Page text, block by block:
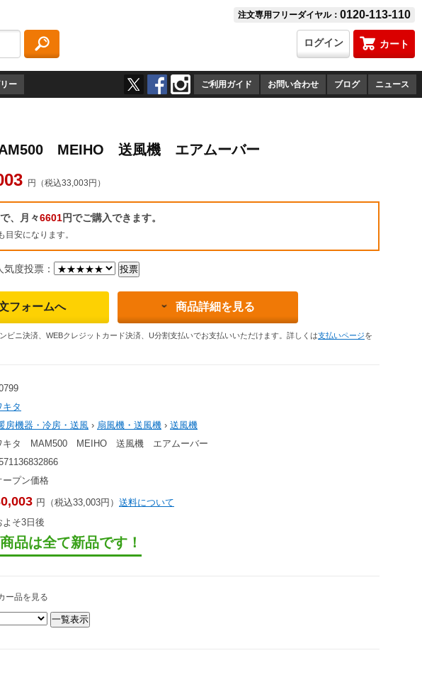
注文専用フリーダイヤル： 0120-113-110
カート
ログイン
ー ご利用ガイド お問い合わせ ブログ ニュース
MEIHO 送風機 エアムーバー
円（税込33,003円）
、月々6601円でご購入できます。
目安になります。
度投票：
フォームへ 商品詳細を見る
ビニ決済、WEBクレジットカード決済、U分割支払いでお支払いいただけます。詳しくは支払いページを
キタ
房機器・冷房・送風 › 扇風機・送風機 › 送風機
キタ MAM500 MEIHO 送風機 エアムーバー
ープン価格
円（税込33,003円） 送料について
よそ3日後
品は全て新品です！
ー品を見る